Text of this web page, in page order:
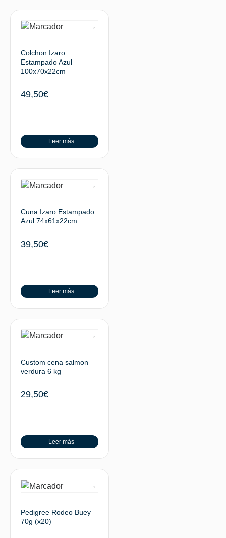
Colchon Izaro
Estampado Azul
100x70x22cm
49,50€
Leer más
Cuna Izaro Estampado
Azul 74x61x22cm
39,50€
Leer más
Custom cena salmon
verdura 6 kg
29,50€
Leer más
Pedigree Rodeo Buey
70g (x20)